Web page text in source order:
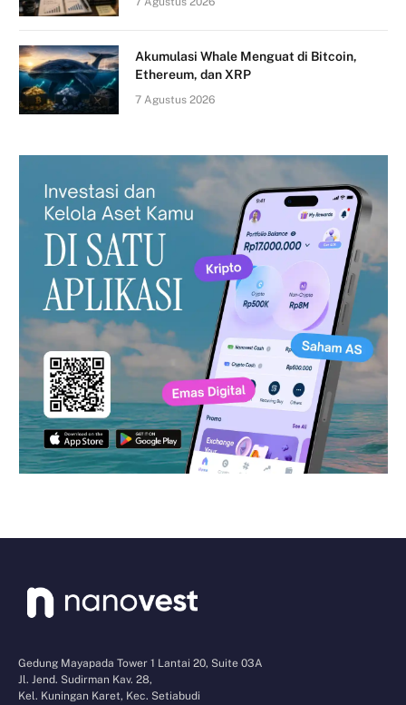
Akumulasi Whale Menguat di Bitcoin,
Ethereum, dan XRP
7 Agustus 2026
Gedung Mayapada Tower 1 Lantai 20, Suite 03A
Jl. Jend. Sudirman Kav. 28,
Kel. Kuningan Karet, Kec. Setiabudi